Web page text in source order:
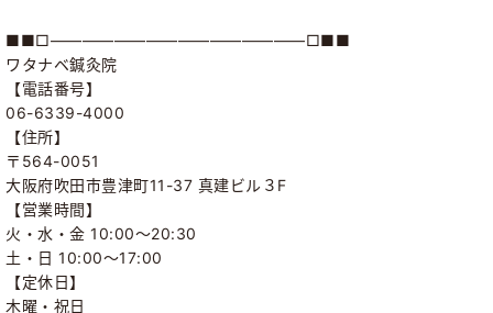
■■□――――――――――――――――□■■
ワタナベ鍼灸院
【電話番号】
06-6339-4000
【住所】
〒564-0051
大阪府吹田市豊津町11-37 真建ビル３F
【営業時間】
火・水・金 10:00～20:30
土・日 10:00～17:00
【定休日】
木曜・祝日